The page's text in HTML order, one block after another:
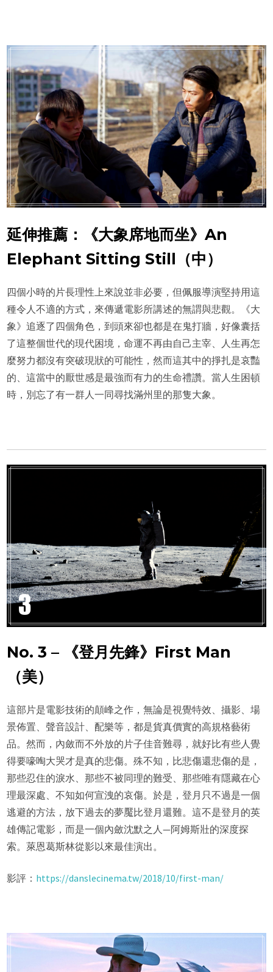
延伸推薦：《大象席地而坐》An
Elephant Sitting Still（中）
四個小時的片長理性上來說並非必要，但佩服導演堅持用這
種令人不適的方式，來傳遞電影所講述的無謂與悲觀。《大
象》追逐了四個角色，到頭來卻也都是在鬼打牆，好像囊括
了這整個世代的現代困境，命運不再由自己主宰、人生再怎
麼努力都沒有突破現狀的可能性，然而這其中的掙扎是哀豔
的、這當中的厭世感是最強而有力的生命禮讚。當人生困頓
時，別忘了有一群人一同尋找滿州里的那隻大象。
No. 3 – 《登月先鋒》First Man
（美）
這部片是電影技術的顛峰之作，無論是視覺特效、攝影、場
景佈置、聲音設計、配樂等，都是貨真價實的高規格藝術
品。然而，內斂而不外放的片子佳音難尋，就好比有些人覺
得要嚎啕大哭才是真的悲傷。殊不知，比悲傷還悲傷的是，
那些忍住的淚水、那些不被同理的難受、那些唯有隱藏在心
理最深處、不知如何宣洩的哀傷。於是，登月只不過是一個
逃避的方法，放下過去的夢魘比登月還難。這不是登月的英
雄傳記電影，而是一個內斂沈默之人—阿姆斯壯的深度探
索。萊恩葛斯林從影以來最佳演出。
影評： https://danslecinema.tw/2018/10/first-man/